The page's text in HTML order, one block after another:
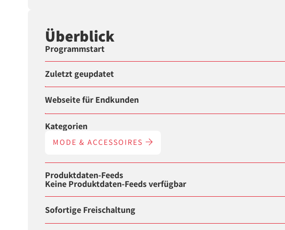
Überblick
Programmstart
Zuletzt geupdatet
Webseite für Endkunden
Kategorien
MODE & ACCESSOIRES
Produktdaten-Feeds
Keine Produktdaten-Feeds verfügbar
Sofortige Freischaltung